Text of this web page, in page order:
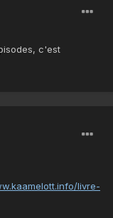
c'est
livre-